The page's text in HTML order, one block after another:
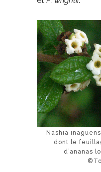
Nashia
dont le
d’ananas